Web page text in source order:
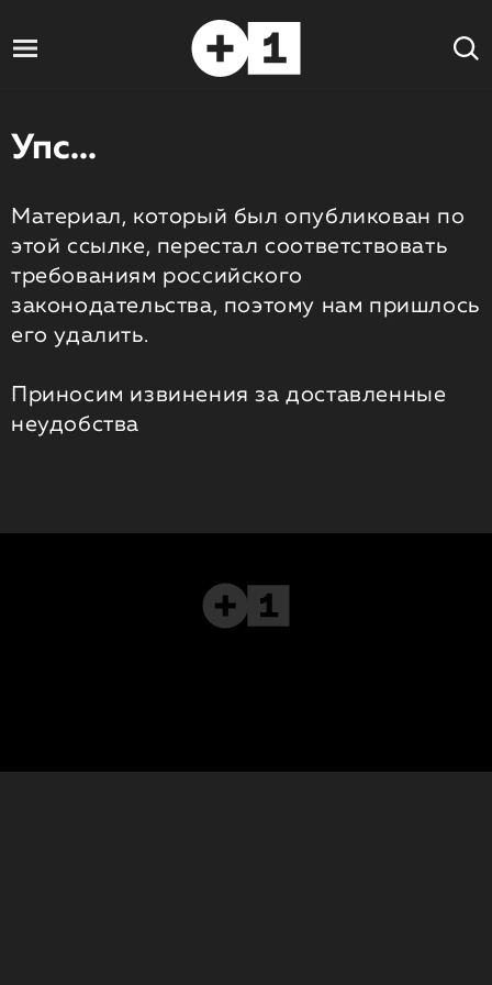
Упс...
Материал, который был опубликован по
этой ссылке, перестал соответствовать
требованиям российского
законодательства, поэтому нам пришлось
его удалить.
Приносим извинения за доставленные
неудобства